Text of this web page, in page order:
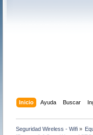
Inicio Ayuda Buscar
Seguridad Wireless - Wifi »